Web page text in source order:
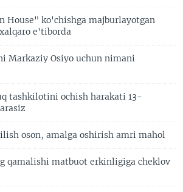
House" ko'chishga majburlayotgan
e'tiborda
Markaziy Osiyo uchun nimani
tashkilotini ochish harakati 13-
oson, amalga oshirish amri mahol
qamalishi matbuot erkinligiga cheklov